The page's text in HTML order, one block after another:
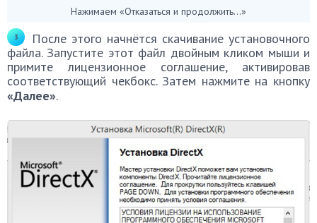
Нажимаем «Отказаться и продолжить…»
После этого начнётся скачивание установочного
файла. Запустите этот файл двойным кликом мыши и
примите лицензионное соглашение, активировав
соответствующий чекбокс. Затем нажмите на кнопку
«Далее».